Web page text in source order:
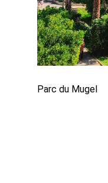
Parc du Mugel